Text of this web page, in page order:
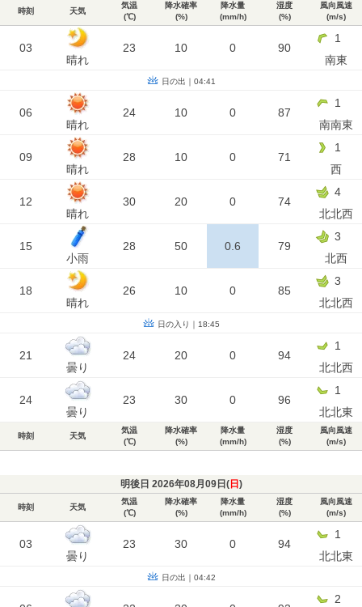
時刻 天気
気温
(℃)
降水確率
(%)
降水量
(mm/h)
湿度
(%)
風向風速
(m/s)
03
晴れ
23 10 0 90
1
南東
日の出｜04:41
06
晴れ
24 10 0 87
1
南南東
09
晴れ
28 10 0 71
1
西
12
晴れ
30 20 0 74
4
北北西
15
小雨
28 50 0.6 79
3
北西
18
晴れ
26 10 0 85
3
北北西
日の入り｜18:45
21
曇り
24 20 0 94
1
北北西
24
曇り
23 30 0 96
1
北北東
時刻 天気
気温
(℃)
降水確率
(%)
降水量
(mm/h)
湿度
(%)
風向風速
(m/s)
明後日 2026年08月09日(日 )
時刻 天気
気温
(℃)
降水確率
(%)
降水量
(mm/h)
湿度
(%)
風向風速
(m/s)
03
曇り
23 30 0 94
1
北北東
日の出｜04:42
2